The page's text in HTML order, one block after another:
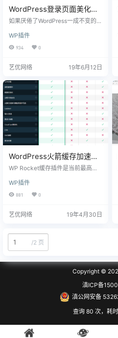
WordPress登录页面美化插
件：Login Designer
如果厌倦了WordPress一成不变的默
式《自定义WordPress登录页面》
，也可以安装登录页面美化插件Log
WP后台 → 外观 → Login Designe
模式，进行选择风格和替换背景图
片等操作。 [url href=https://w…
WP插件
934 0
艺优网络 19年6月12日
WordPress火箭缓存加速插
件-WP Rocket汉化版
WP Rocket缓存插件是当前最高效
件。可以优化你的JS CSS文件结构
减少多次请求达到优化速度的目
使用这个插件，能使得你的WordPre
缓存插件之一。WP-Rocket插件开
发于2013年，至今一直不断增加扩
WP插件
881 0
艺优网络 19年4月30日
/2 页
Copyright ©
滇ICP备
滇公网安备
查询 80 次，耗